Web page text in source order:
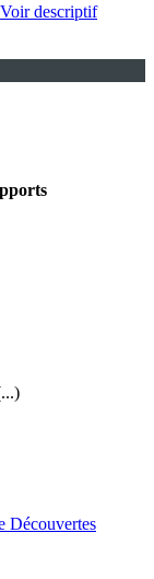
Voir descriptif
Découvertes